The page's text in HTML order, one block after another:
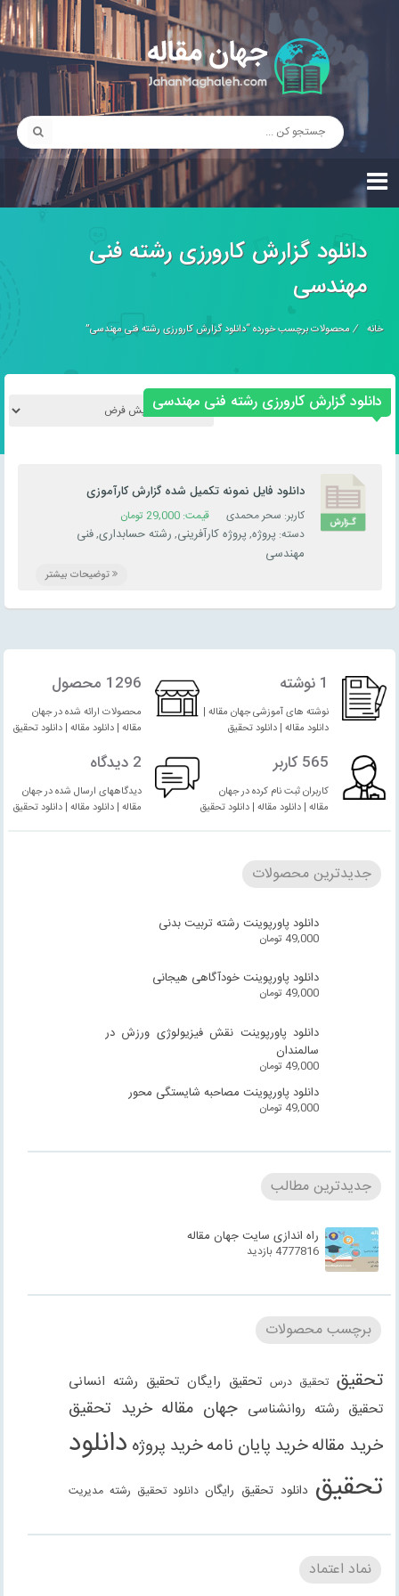
دانلود گزارش کارورزی رشته فنی
مهندسی
خانه /محصولات برچسب خورده “دانلود گزارش کارورزی رشته فنی مهندسی”
دانلود گزارش کارورزی رشته فنی مهندسی
دانلود فایل نمونه تکمیل شده گزارش کارآموزی
حسابداری در بانک سپه
کاربر: سحر محمدی قیمت: 29,000 تومان
دسته: پروژه, پروژه کارآفرینی, رشته حسابداری,فنی
مهندسی
توضیحات بیشتر
1 نوشته
نوشته های آموزشی جهان مقاله |
دانلود مقاله | دانلود تحقیق
1296 محصول
محصولات ارائه شده در جهان
مقاله | دانلود مقاله | دانلود تحقیق
565 کاربر
کاربران ثبت نام کرده در جهان
مقاله | دانلود مقاله | دانلود تحقیق
2 دیدگاه
دیدگاههای ارسال شده در جهان
مقاله | دانلود مقاله | دانلود تحقیق
جدیدترین محصولات
دانلود پاورپوینت رشته تربیت بدنی
49,000 تومان
دانلود پاورپوینت خودآگاهی هیجانی
49,000 تومان
دانلود پاورپوینت نقش فیزیولوژی ورزش در
سالمندان
49,000 تومان
دانلود پاورپوینت مصاحبه شایستگی محور
49,000 تومان
جدیدترین مطالب
راه اندازی سایت جهان مقاله
4777816 بازدید
برچسب محصولات
تحقیق تحقیق درس تحقیق رایگان تحقیق رشته انسانی
تحقیق رشته روانشناسی جهان مقاله خرید تحقیق
خرید مقالهخرید پایان نامهخرید پروژه دانلود
تحقیق دانلود تحقیق رایگان دانلود تحقیق رشته مدیریت
دانلود مقاله دانلود مقاله رایگان دانلود مقاله رشته
انسانی دانلود مقاله رشته علوم انسانی
نماد اعتماد